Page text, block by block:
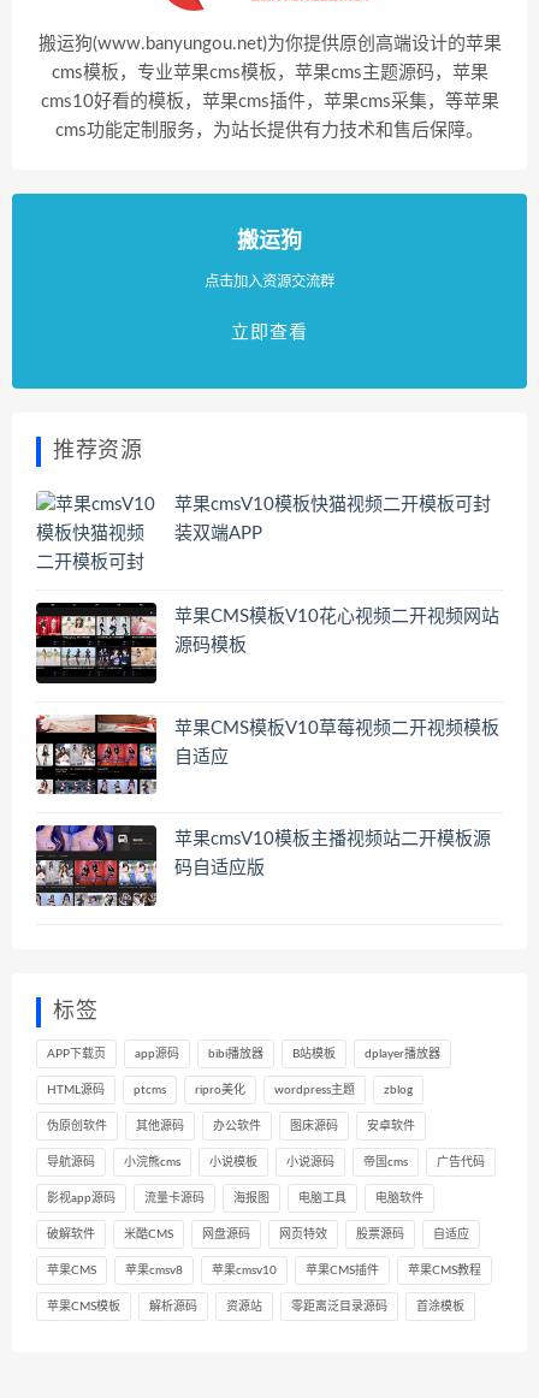
搬运狗(www.banyungou.net)为你提供原创高端设计的苹果
cms模板，专业苹果cms模板，苹果cms主题源码，苹果
cms10好看的模板，苹果cms插件，苹果cms采集，等苹果
cms功能定制服务，为站长提供有力技术和售后保障。
搬运狗
点击加入资源交流群
立即查看
推荐资源
苹果cmsV10模板快猫视频二开模板可封
装双端APP
苹果CMS模板V10花心视频二开视频网站
源码模板
苹果CMS模板V10草莓视频二开视频模板
自适应
苹果cmsV10模板主播视频站二开模板源
码自适应版
标签
APP下载页 app源码 bibi播放器 B站模板 dplayer播放器
HTML源码 ptcms ripro美化 wordpress主题 zblog
伪原创软件 其他源码 办公软件 图床源码 安卓软件
导航源码 小浣熊cms 小说模板 小说源码 帝国cms 广告代码
影视app源码 流量卡源码 海报图 电脑工具 电脑软件
破解软件 米酷CMS 网盘源码 网页特效 股票源码 自适应
苹果CMS 苹果cmsv8 苹果cmsv10 苹果CMS插件 苹果CMS教程
苹果CMS模板 解析源码 资源站 零距离泛目录源码 首涂模板